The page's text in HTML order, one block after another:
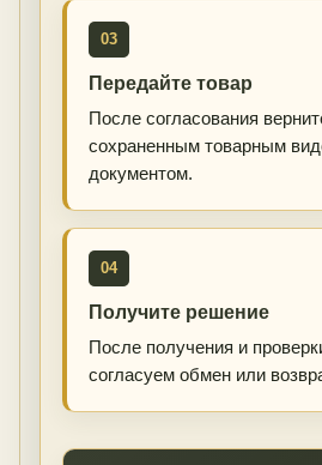
03
Передайте товар
После согласования
сохраненным товарным
документом.
04
Получите решение
После получения и
согласуем обмен или